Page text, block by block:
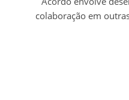
colaboração em